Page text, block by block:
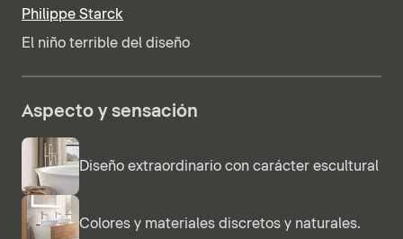
Philippe Starck
El niño terrible del diseño
Aspecto y sensación
Diseño extraordinario con carácter escultural
Colores y materiales discretos y naturales.